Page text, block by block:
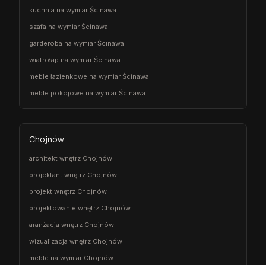
kuchnia na wymiar Ścinawa
szafa na wymiar Ścinawa
garderoba na wymiar Ścinawa
wiatrołap na wymiar Ścinawa
meble łazienkowe na wymiar Ścinawa
meble pokojowe na wymiar Ścinawa
Chojnów
architekt wnętrz Chojnów
projektant wnętrz Chojnów
projekt wnętrz Chojnów
projektowanie wnętrz Chojnów
aranżacja wnętrz Chojnów
wizualizacja wnętrz Chojnów
meble na wymiar Chojnów